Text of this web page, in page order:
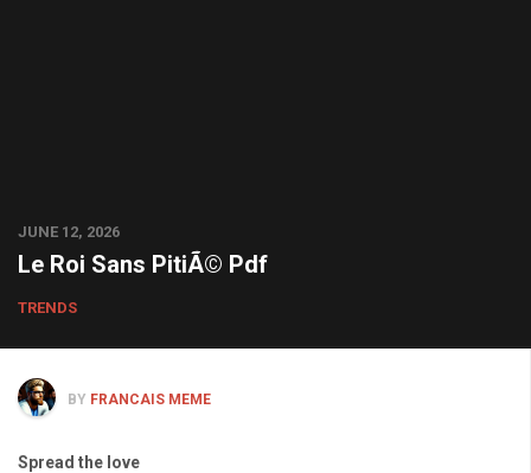
JUNE 12, 2026
Le Roi Sans PitiÃ© Pdf
TRENDS
BY FRANCAIS MEME
Spread the love